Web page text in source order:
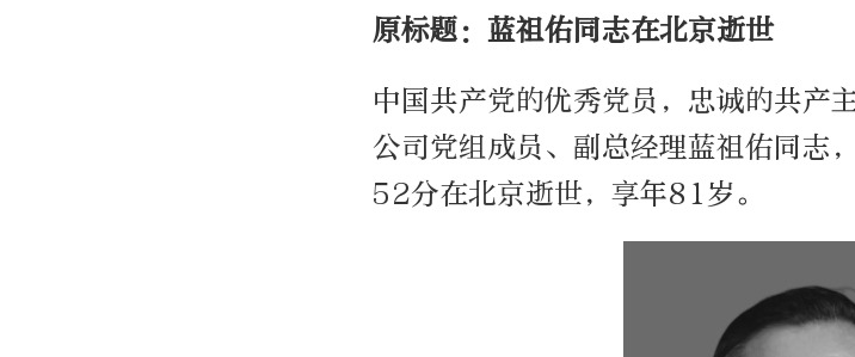
原标题：蓝祖佑同志在北京逝世
中国共产党的优秀党员，忠诚的共产
公司党组成员、副总经理蓝祖佑同
52分在北京逝世，享年81岁。